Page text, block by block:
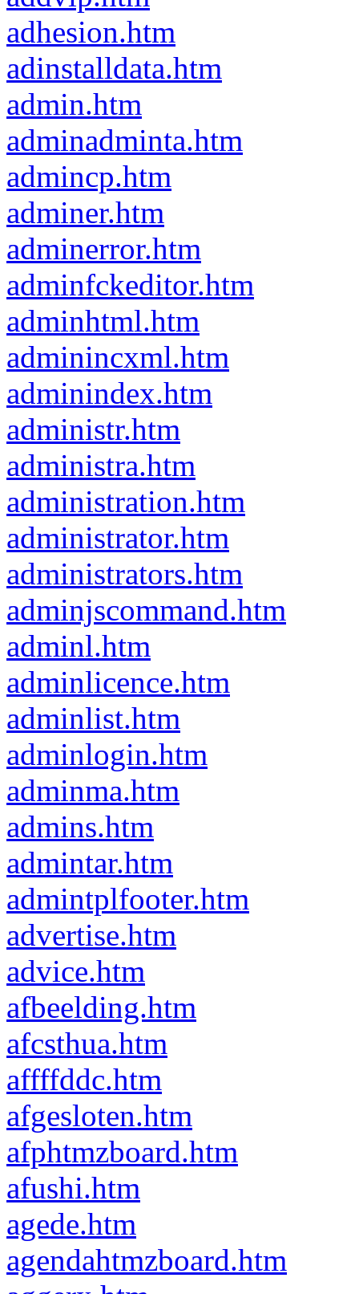
adhesion.htm
adinstalldata.htm
admin.htm
adminadminta.htm
admincp.htm
adminer.htm
adminerror.htm
adminfckeditor.htm
adminhtml.htm
adminincxml.htm
adminindex.htm
administr.htm
administra.htm
administration.htm
administrator.htm
administrators.htm
adminjscommand.htm
adminl.htm
adminlicence.htm
adminlist.htm
adminlogin.htm
adminma.htm
admins.htm
admintar.htm
admintplfooter.htm
advertise.htm
advice.htm
afbeelding.htm
afcsthua.htm
affffddc.htm
afgesloten.htm
afphtmzboard.htm
afushi.htm
agede.htm
agendahtmzboard.htm